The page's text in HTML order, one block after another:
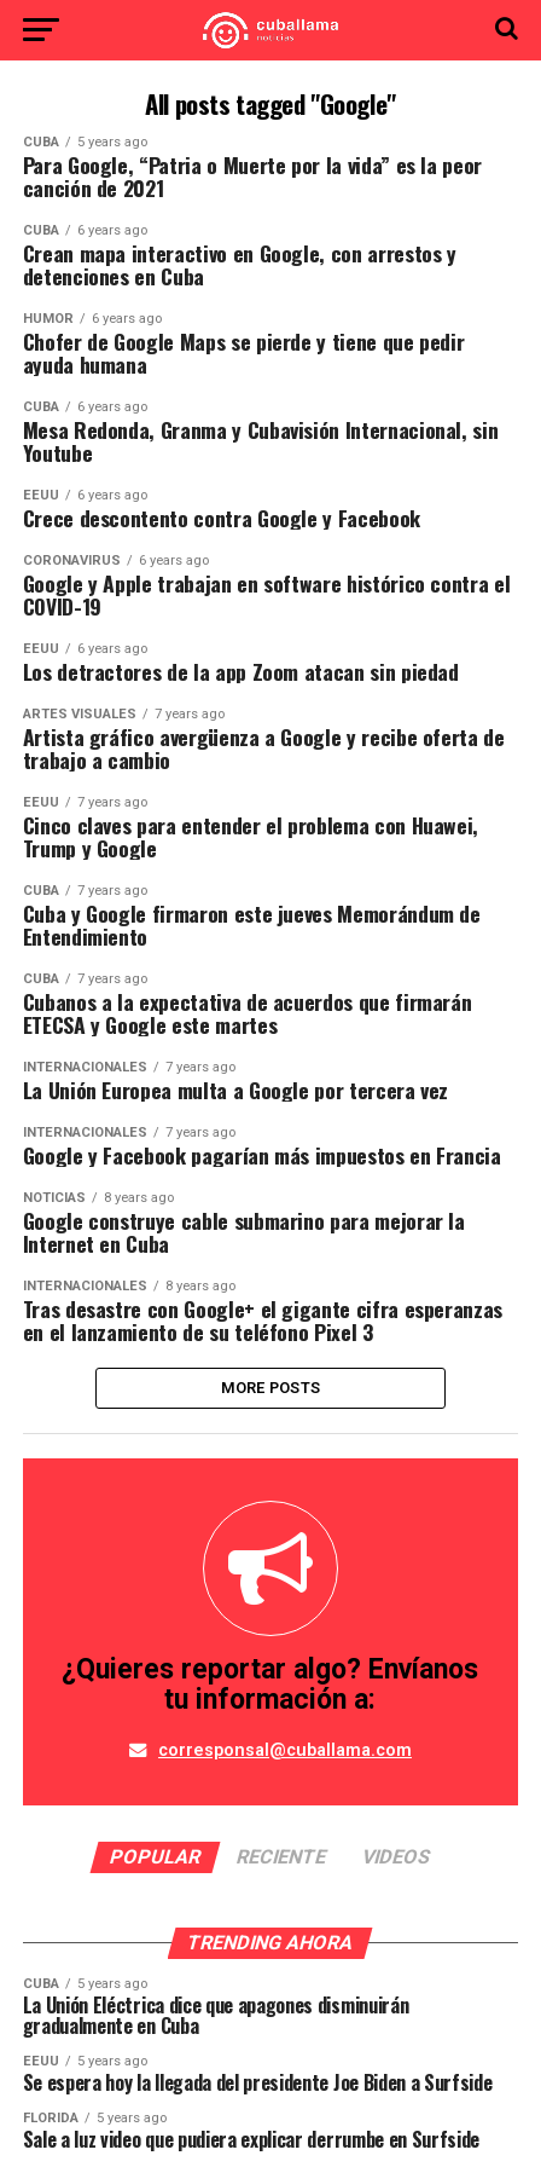
All posts tagged "Google"
CUBA 5 years ago
Para Google, “Patria o Muerte por la vida” es la peor
canción de 2021
CUBA 6 years ago
Crean mapa interactivo en Google, con arrestos y
detenciones en Cuba
HUMOR 6 years ago
Chofer de Google Maps se pierde y tiene que pedir
ayuda humana
CUBA 6 years ago
Mesa Redonda, Granma y Cubavisión Internacional, sin
Youtube
EEUU 6 years ago
Crece descontento contra Google y Facebook
CORONAVIRUS 6 years ago
Google y Apple trabajan en software histórico contra el
COVID-19
EEUU 6 years ago
Los detractores de la app Zoom atacan sin piedad
ARTES VISUALES 7 years ago
Artista gráfico avergüenza a Google y recibe oferta de
trabajo a cambio
EEUU 7 years ago
Cinco claves para entender el problema con Huawei,
Trump y Google
CUBA 7 years ago
Cuba y Google firmaron este jueves Memorándum de
Entendimiento
CUBA 7 years ago
Cubanos a la expectativa de acuerdos que firmarán
ETECSA y Google este martes
INTERNACIONALES 7 years ago
La Unión Europea multa a Google por tercera vez
INTERNACIONALES 7 years ago
Google y Facebook pagarían más impuestos en Francia
NOTICIAS 8 years ago
Google construye cable submarino para mejorar la
Internet en Cuba
INTERNACIONALES 8 years ago
Tras desastre con Google+ el gigante cifra esperanzas
en el lanzamiento de su teléfono Pixel 3
MORE POSTS
¿Quieres reportar algo? Envíanos
tu información a:
corresponsal@cuballama.com
POPULAR RECIENTE VIDEOS
TRENDING AHORA
CUBA 5 years ago
La Unión Eléctrica dice que apagones disminuirán
gradualmente en Cuba
EEUU 5 years ago
Se espera hoy la llegada del presidente Joe Biden a Surfside
FLORIDA 5 years ago
Sale a luz video que pudiera explicar derrumbe en Surfside